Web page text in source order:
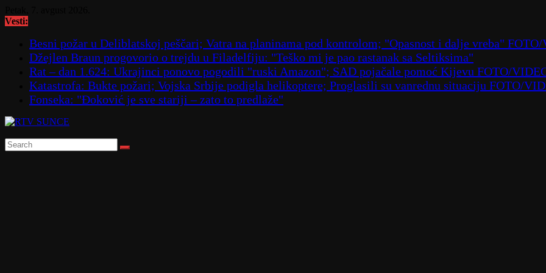
to
Vesti:
Besni požar u Deliblatskoj peščari; Vatra na planinama pod kontrolom; "Opasnost i dalje vreba"
Džejlen Braun progovorio o trejdu u Filadelfiju: "Teško mi je pao rastanak sa Seltiksima"
Rat – dan 1.624: Ukrajinci ponovo pogodili "ruski Amazon"; SAD pojačale pomoć Kijevu FOTO/
Katastrofa: Bukte požari; Vojska Srbije podigla helikoptere; Proglasili su vanrednu situaciju FOTO/
Fonseka: "Đoković je sve stariji – zato to predlaže"